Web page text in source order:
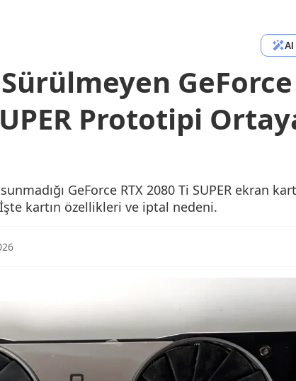
AI
GeForce
Prototipi
GeForce RTX 2080 Ti SUPER ekran
kartın özellikleri ve iptal nedeni.